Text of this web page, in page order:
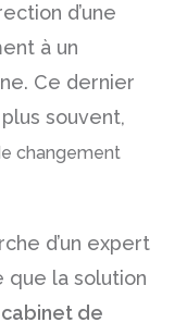
d’une
à un
Ce dernier
souvent,
changement
d’un expert
que la solution
cabinet de